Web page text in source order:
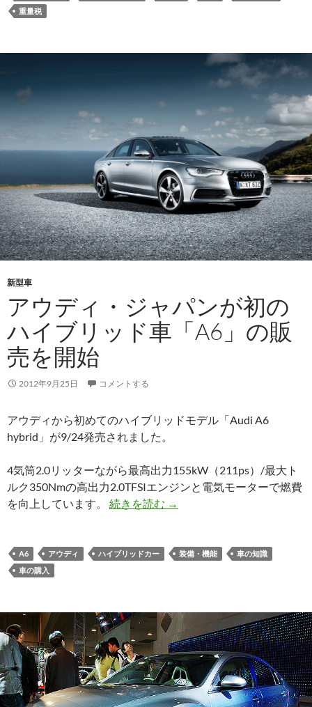
重量税
新型車
アウディ・ジャパンが初の
ハイブリッド車「A6」の販
売を開始
2012年9月25日 コメントする
アウディから初めてのハイブリッドモデル「Audi A6
hybrid」が9/24発売されました。
4気筒2.0リッターながら最高出力155kW（211ps）/最大ト
ルク350Nmの高出力2.0TFSIエンジンと電気モーターで燃費
を向上しています。 続きを読む →
A6 アウディ ハイブリッドカー 装備・機能
車の知識
車の購入